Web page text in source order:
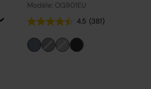
Modèle: OG901EU
4.5 (381)